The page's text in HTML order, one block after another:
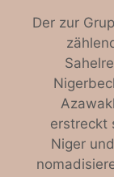
Der zur
erstreckt
Niger